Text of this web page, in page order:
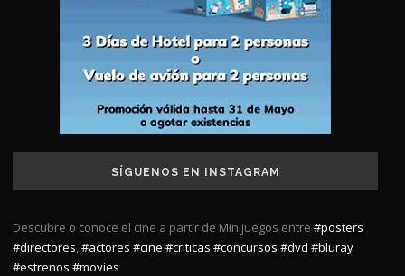
SÍGUENOS EN INSTAGRAM
Descubre o conoce el cine a partir de Minijuegos entre #posters
#directores,#actores #cine #criticas #concursos #dvd #bluray
#estrenos #movies